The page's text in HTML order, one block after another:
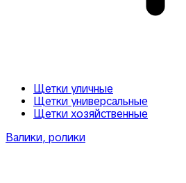
Щетки уличные
Щетки универсальные
Щетки хозяйственные
Валики, ролики